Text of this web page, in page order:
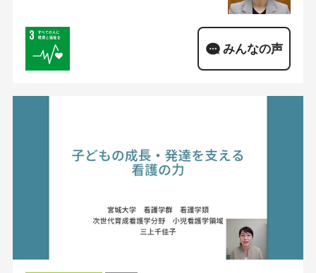
みんなの声